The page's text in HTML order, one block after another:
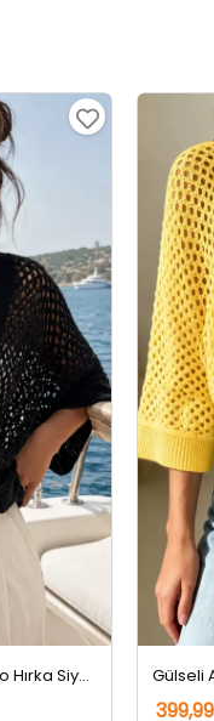
Gülseli Ajurlu Ön Bağlamalı Triko Hırka Siyah Gülseli